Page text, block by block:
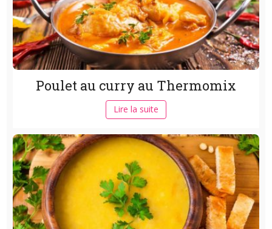
Poulet au curry au Thermomix
Lire la suite